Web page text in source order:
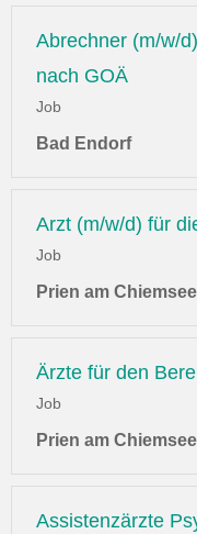
Abrechner (m/w/
nach GOÄ
Job
Bad Endorf
Arzt (m/w/d) für
Job
Prien am Chiemsee
Ärzte für den
Job
Prien am Chiemsee
Assistenzärzte